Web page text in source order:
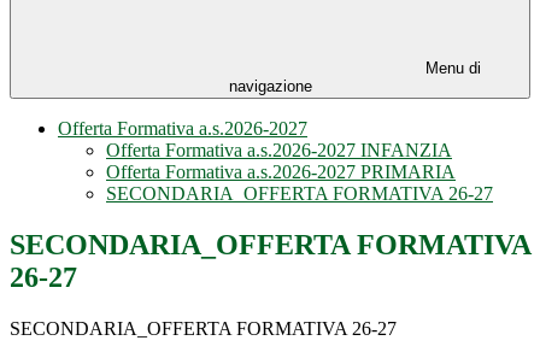
Menu di
navigazione
Offerta Formativa a.s.2026-2027
Offerta Formativa a.s.2026-2027 INFANZIA
Offerta Formativa a.s.2026-2027 PRIMARIA
SECONDARIA_OFFERTA FORMATIVA 26-27
SECONDARIA_OFFERTA FORMATIVA
26-27
SECONDARIA_OFFERTA FORMATIVA 26-27